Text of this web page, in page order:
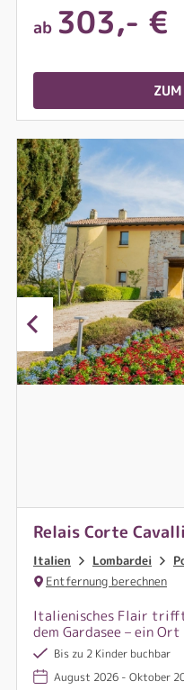
ab 303,- €
Relais Corte Cavalli
Italien Lombardei
Entfernung berechnen
Italienisches Flair
dem Gardasee – ein
und Verweilen,
Landschaft voller
Bis zu 2 Kinder buchbar
August 2026 - Oktober